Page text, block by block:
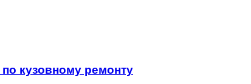
кузовному ремонту